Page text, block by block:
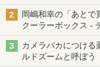
る「Filmator」
岡嶋和幸の「あとで
クーラーボックス -
カメラバカにつける
ルドズームと呼ぼう